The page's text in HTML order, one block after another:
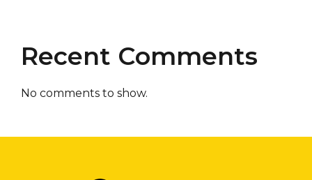
Recent Comments
No comments to show.